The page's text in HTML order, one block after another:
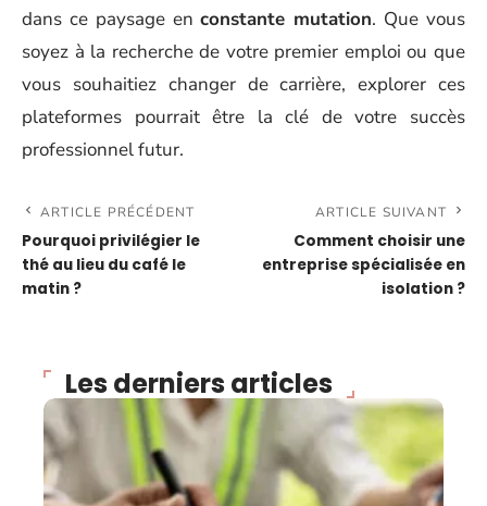
dans ce paysage enconstante mutation. Que vous
soyez à la recherche de votre premier emploi ou que
vous souhaitiez changer de carrière, explorer ces
plateformes pourrait être la clé de votre succès
professionnel futur.
ARTICLE PRÉCÉDENT
Pourquoi privilégier le
thé au lieu du café le
matin ?
ARTICLE SUIVANT
Comment choisir une
entreprise spécialisée en
isolation ?
Les derniers articles